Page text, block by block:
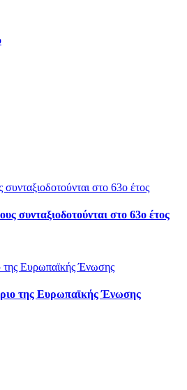
συνταξιοδοτούνται στο 63ο έτος
της Ευρωπαϊκής Ένωσης